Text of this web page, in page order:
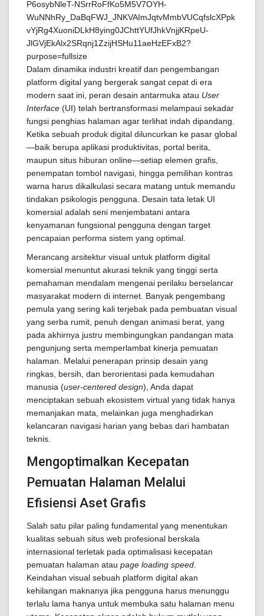
Dalam dinamika industri kreatif dan pengembangan
platform digital yang bergerak sangat cepat di era
modern saat ini, peran desain antarmuka atau User
Interface (UI) telah bertransformasi melampaui sekadar
fungsi penghias halaman agar terlihat indah dipandang.
Ketika sebuah produk digital diluncurkan ke pasar global
—baik berupa aplikasi produktivitas, portal berita,
maupun situs hiburan online—setiap elemen grafis,
penempatan tombol navigasi, hingga pemilihan kontras
warna harus dikalkulasi secara matang untuk memandu
tindakan psikologis pengguna. Desain tata letak UI
komersial adalah seni menjembatani antara
kenyamanan fungsional pengguna dengan target
pencapaian performa sistem yang optimal.
Merancang arsitektur visual untuk platform digital
komersial menuntut akurasi teknik yang tinggi serta
pemahaman mendalam mengenai perilaku berselancar
masyarakat modern di internet. Banyak pengembang
pemula yang sering kali terjebak pada pembuatan visual
yang serba rumit, penuh dengan animasi berat, yang
pada akhirnya justru membingungkan pandangan mata
pengunjung serta memperlambat kinerja pemuatan
halaman. Melalui penerapan prinsip desain yang
ringkas, bersih, dan berorientasi pada kemudahan
manusia (user-centered design), Anda dapat
menciptakan sebuah ekosistem virtual yang tidak hanya
memanjakan mata, melainkan juga menghadirkan
kelancaran navigasi harian yang bebas dari hambatan
teknis.
Mengoptimalkan Kecepatan
Pemuatan Halaman Melalui
Efisiensi Aset Grafis
Salah satu pilar paling fundamental yang menentukan
kualitas sebuah situs web profesional berskala
internasional terletak pada optimalisasi kecepatan
pemuatan halaman atau page loading speed
Keindahan visual sebuah platform digital akan
kehilangan maknanya jika pengguna harus menunggu
terlalu lama hanya untuk membuka satu halaman menu